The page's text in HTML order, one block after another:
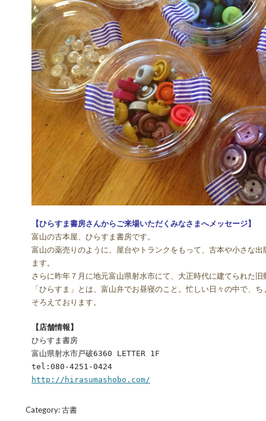
【ひらすま書房さんからご来場いただくみなさまへメッセージ】
富山の古本屋、ひらすま書房です。
富山の薬売りのように、屋台やトランクをもって、古本や小さな
ます。
さらに昨年７月に地元富山県射水市にて、大正時代に建てられた
「ひらすま」とは、富山弁でお昼寝のこと。忙しい日々の中で、
そろえております。
【店舗情報】
ひらすま書房
富山県射水市戸破6360 LETTER 1F
tel:080-4251-0424
http://hirasumashobo.com/
Category:古書